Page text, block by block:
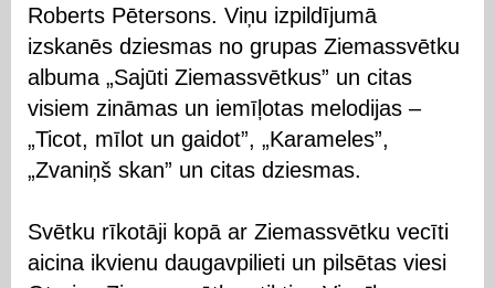
Roberts Pētersons. Viņu izpildījumā
izskanēs dziesmas no grupas Ziemassvētku
albuma „Sajūti Ziemassvētkus” un citas
visiem zināmas un iemīļotas melodijas –
„Ticot, mīlot un gaidot”, „Karameles”,
„Zvaniņš skan” un citas dziesmas.
Svētku rīkotāji kopā ar Ziemassvētku vecīti
aicina ikvienu daugavpilieti un pilsētas viesi